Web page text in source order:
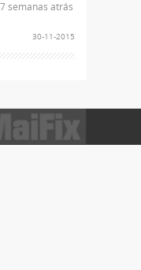
semanas atrás
30-11-2015